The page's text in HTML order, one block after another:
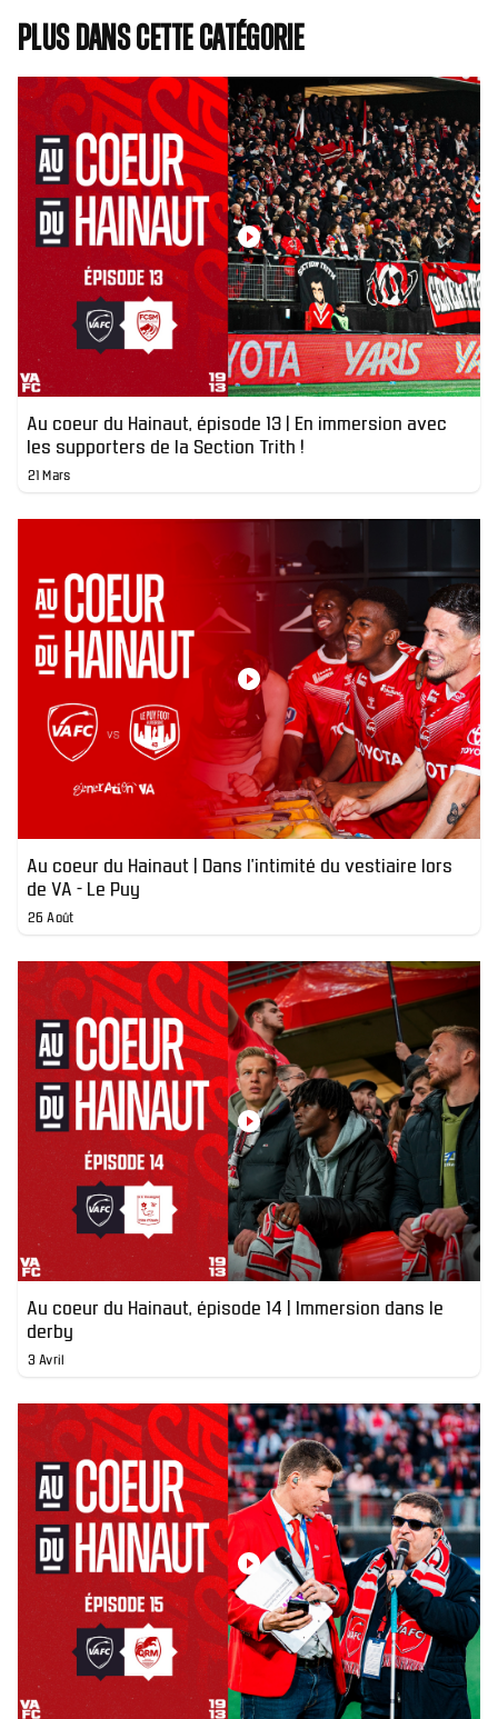
Plus dans cette catégorie
Au coeur du Hainaut, épisode 13 | En immersion avec
les supporters de la Section Trith !
21 Mars
Au coeur du Hainaut | Dans l'intimité du vestiaire lors
de VA - Le Puy
26 Août
Au coeur du Hainaut, épisode 14 | Immersion dans le
derby
3 Avril